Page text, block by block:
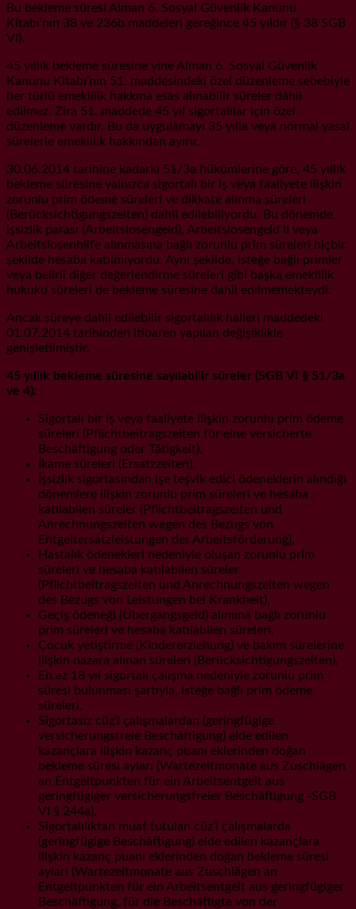
Bu bekleme süresi Alman 6. Sosyal Güvenlik Kanunu
Kitabı’nın 38 ve 236b maddeleri gereğince 45 yıldır (§ 38 SGB
VI).
45 yıllık bekleme süresine yine Alman 6. Sosyal Güvenlik
Kanunu Kitabı’nın 51. maddesindeki özel düzenleme sebebiyle
her türlü emeklilik hakkına esas alınabilir süreler dâhil
edilmez. Zira 51. maddede 45 yıl sigortalılar için özel
düzenleme vardır. Bu da uygulamayı 35 yılla veya normal yasal
sürelerle emeklilik hakkından ayırır.
30.06.2014 tarihine kadarki 51/3a hükümlerine göre, 45 yıllık
bekleme süresine yalnızca sigortalı bir iş veya faaliyete ilişkin
zorunlu prim ödeme süreleri ve dikkate alınma süreleri
(Berücksichtigungszeiten) dahil edilebiliyordu. Bu dönemde
işsizlik parası (Arbeitslosengeld), Arbeitslosengeld II veya
Arbeitslosenhilfe alınmasına bağlı zorunlu prim süreleri hiçbir
şekilde hesaba katılmıyordu. Aynı şekilde, isteğe bağlı primler
veya belirli diğer değerlendirme süreleri gibi başka emeklilik
hukuku süreleri de bekleme süresine dahil edilmemekteydi.
Ancak süreye dahil edilebilir sigortalılık halleri maddedeki
01.07.2014 tarihinden itibaren yapılan değişiklikle
genişletilmiştir.
45 yıllık bekleme süresine sayılabilir süreler (SGB VI § 51/3a
ve 4):
Sigortalı bir iş veya faaliyete ilişkin zorunlu prim ödeme
süreleri (Pflichtbeitragszeiten für eine versicherte
Beschäftigung oder Tätigkeit),
İkame süreleri (Ersatzzeiten),
İşsizlik sigortasından işe teşvik edici ödeneklerin alındığı
dönemlere ilişkin zorunlu prim süreleri ve hesaba
katılabilen süreler (Pflichtbeitragszeiten und
Anrechnungszeiten wegen des Bezugs von
Entgeltersatzleistungen der Arbeitsförderung),
Hastalık ödenekleri nedeniyle oluşan zorunlu prim
süreleri ve hesaba katılabilen süreler
(Pflichtbeitragszeiten und Anrechnungszeiten wegen
des Bezugs von Leistungen bei Krankheit),
Geçiş ödeneği (Übergangsgeld) alımına bağlı zorunlu
prim süreleri ve hesaba katılabilen süreleri,
Çocuk yetiştirme (Kindererziehung) ve bakım sürelerine
ilişkin nazara alınan süreleri (Berücksichtigungszeiten),
En az 18 yıl sigortalı çalışma nedeniyle zorunlu prim
süresi bulunması şartıyla, isteğe bağlı prim ödeme
süreleri,
Sigortasız cüz’i çalışmalardan (geringfügige
versicherungsfreie Beschäftigung) elde edilen
kazançlara ilişkin kazanç puanı eklerinden doğan
bekleme süresi ayları (Wartezeitmonate aus Zuschlägen
an Entgeltpunkten für ein Arbeitsentgelt aus
geringfügiger versicherungsfreier Beschäftigung -SGB
VI § 244a),
Sigortalılıktan muaf tutulan cüz’i çalışmalarda
(geringfügige Beschäftigung) elde edilen kazançlara
ilişkin kazanç puanı eklerinden doğan bekleme süresi
ayları (Wartezeitmonate aus Zuschlägen an
Entgeltpunkten für ein Arbeitsentgelt aus geringfügiger
Beschäftigung, für die Beschäftigte von der